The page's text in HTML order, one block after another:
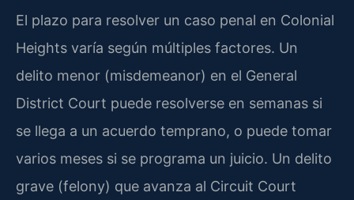
El plazo para resolver un caso penal en Colonial
Heights varía según múltiples factores. Un
delito menor (misdemeanor) en el General
District Court puede resolverse en semanas si
se llega a un acuerdo temprano, o puede tomar
varios meses si se programa un juicio. Un delito
grave (felony) que avanza al Circuit Court